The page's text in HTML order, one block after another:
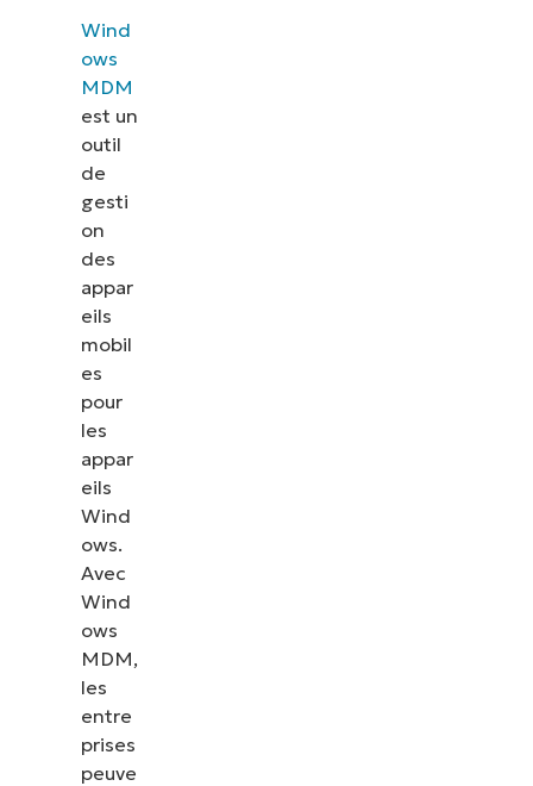
Wind
ows
MDM
est un
outil
de
gesti
on
des
appar
eils
mobil
es
pour
les
appar
eils
Wind
ows.
Avec
Wind
ows
MDM,
les
entre
prises
peuve